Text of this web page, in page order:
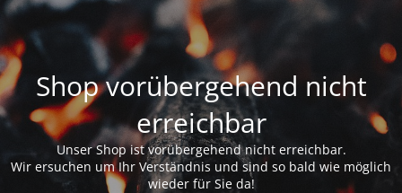
Shop vorübergehend nicht
erreichbar
Unser Shop ist vorübergehend nicht erreichbar.
Wir ersuchen um Ihr Verständnis und sind so bald wie möglich
wieder für Sie da!